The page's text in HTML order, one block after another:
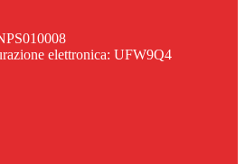
elettronica: UFW9Q4